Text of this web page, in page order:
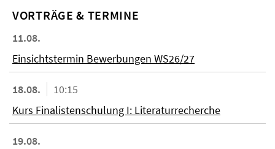
VORTRÄGE & TERMINE
11.08.
Einsichtstermin Bewerbungen WS26/27
18.08.
10:15
Kurs Finalistenschulung I: Literaturrecherche
19.08.